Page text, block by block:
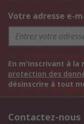
Votre adresse e-
En m'inscrivant à la
protection des
désinscrire à tout
Contactez-nous